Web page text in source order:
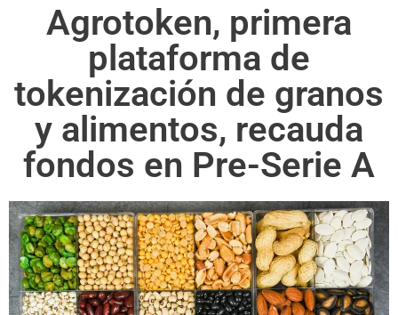
Agrotoken, primera
plataforma de
tokenización de granos
y alimentos, recauda
fondos en Pre-Serie A